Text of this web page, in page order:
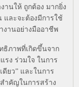
านให้ ถูกต้อง มากยิ่ง
และจะต้องมีการใช้
งานอย่างมืออาชีพ
ธิภาพที่เกิดขึ้นจาก
รง ร่วมใจ ในการ
ยว” และในการ
ำคัญในการสร้าง